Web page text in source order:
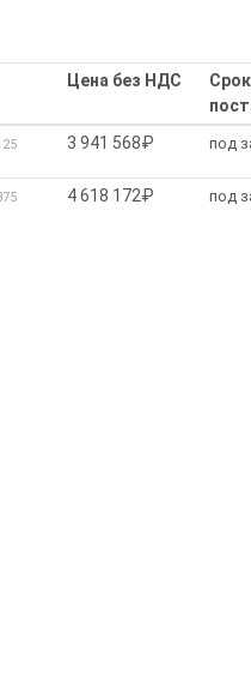
Цена без НДС
Срок
3 941 568₽ под
4 618 172₽ под